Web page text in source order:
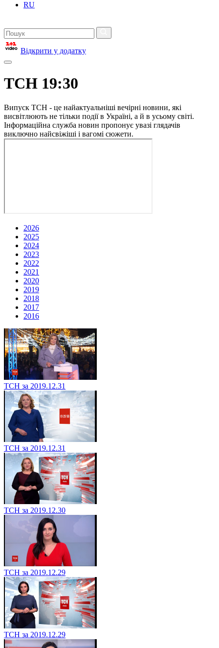
RU
Відкрити у додатку
ТСН 19:30
Випуск ТСН - це найактуальніші вечірні новини, які
висвітлюють не тільки події в Україні, а й в усьому світі.
Інформаційна служба новин пропонує увазі глядачів
виключно найсвіжіші і вагомі сюжети.
2026
2025
2024
2023
2022
2021
2020
2019
2018
2017
2016
ТСН за 2019.12.31
ТСН за 2019.12.31
ТСН за 2019.12.30
ТСН за 2019.12.29
ТСН за 2019.12.29